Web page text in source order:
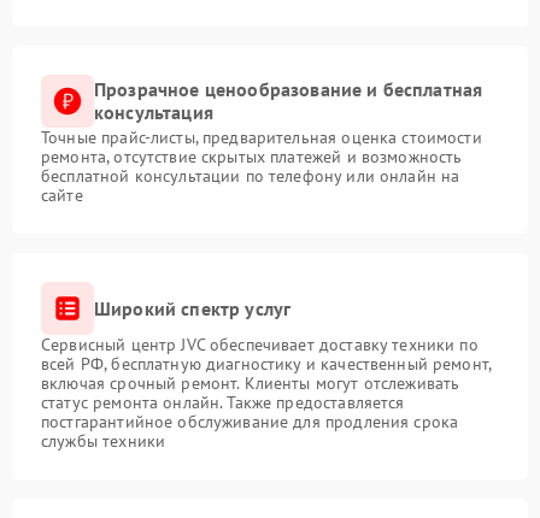
Прозрачное ценообразование и бесплатная
консультация
Точные прайс-листы, предварительная оценка стоимости
ремонта, отсутствие скрытых платежей и возможность
бесплатной консультации по телефону или онлайн на
сайте
Широкий спектр услуг
Сервисный центр JVC обеспечивает доставку техники по
всей РФ, бесплатную диагностику и качественный ремонт,
включая срочный ремонт. Клиенты могут отслеживать
статус ремонта онлайн. Также предоставляется
постгарантийное обслуживание для продления срока
службы техники